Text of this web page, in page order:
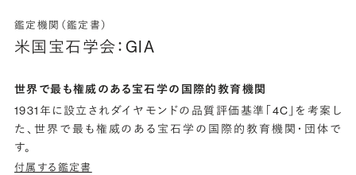
鑑定機関（鑑定書）
米国宝石学会：GIA
世界で最も権威のある宝石学の国際的教育機関
1931年に設立されダイヤモンドの品質評価基準「4C」を考案し
た、世界で最も権威のある宝石学の国際的教育機関・団体で
す。
付属する鑑定書